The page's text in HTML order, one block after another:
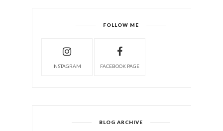
FOLLOW ME
INSTAGRAM FACEBOOK PAGE
BLOG ARCHIVE